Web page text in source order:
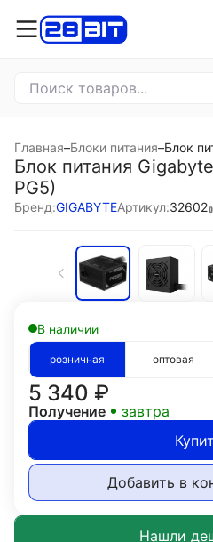
Главная–Блоки питания–Блок
Блок питания
PG5)
Бренд:GIGABYTEАртикул:32602
В наличии
розничная оптовая
5 340 ₽
Получение
завтра
Добавить в